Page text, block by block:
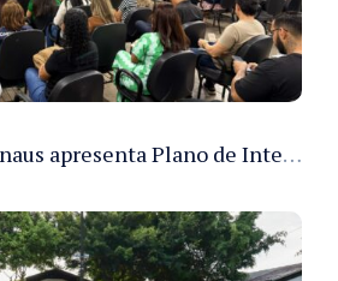
Prefeitura de Manaus apresenta Plano de Integridade da CGM e qualifica servidores para governança e conformidade no biênio 2027-2028